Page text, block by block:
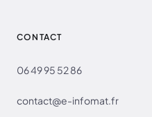
CONTACT
06 49 95 52 86
contact@e-infomat.fr